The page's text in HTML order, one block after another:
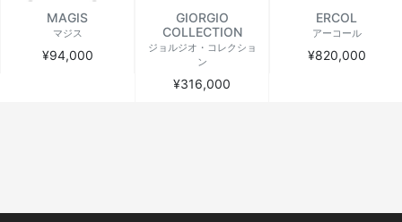
MAGIS
マジス
¥94,000
GIORGIO
COLLECTION
ジョルジオ・コレクショ
ン
¥316,000
ERCOL
アーコール
¥820,000